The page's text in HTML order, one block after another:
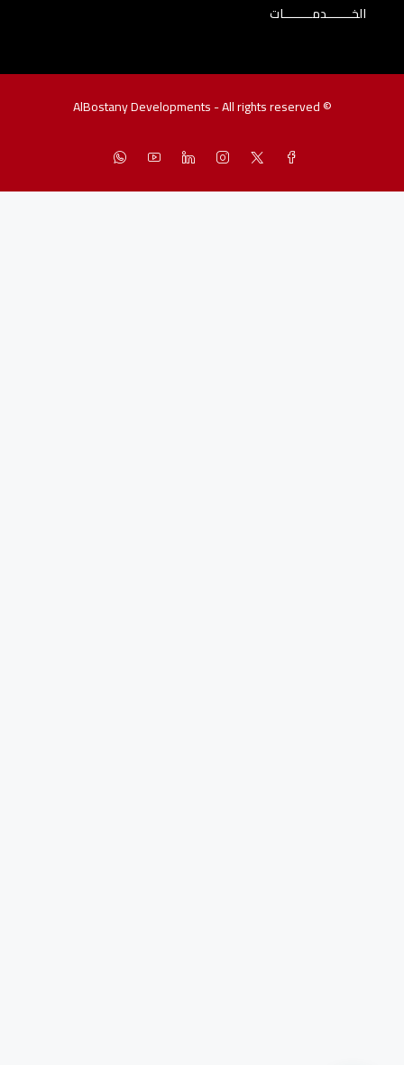
الخـــــــدمــــــــات
© AlBostany Developments - All rights reserved